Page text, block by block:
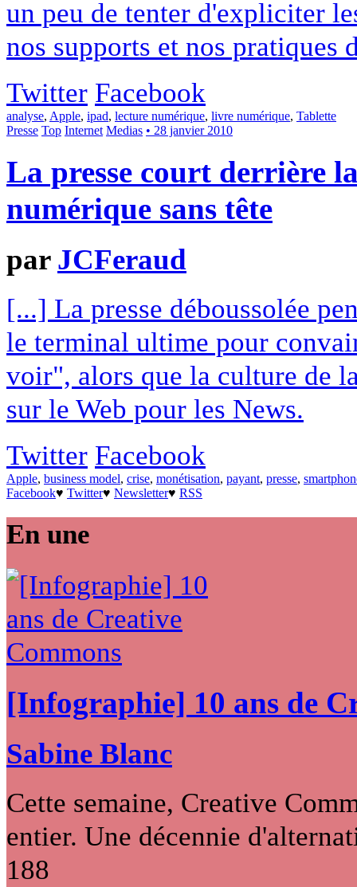
un peu de tenter d'expliciter
nos supports et nos pratiques
Twitter Facebook
analyse, Apple, ipad, lecture numérique, livre numérique, Tablette
Presse Top Internet Medias • 28 janvier 2010
La presse court derrière
numérique sans tête
par JCFeraud
[...] La presse déboussolée
le terminal ultime pour
voir", alors que la culture de
sur le Web pour les News.
Twitter Facebook
Apple, business model, crise, monétisation, payant, presse,
Facebook♥ Twitter♥ Newsletter♥ RSS
En une
[Infographie] 10 ans de
Sabine Blanc
Cette semaine, Creative
entier. Une décennie
188